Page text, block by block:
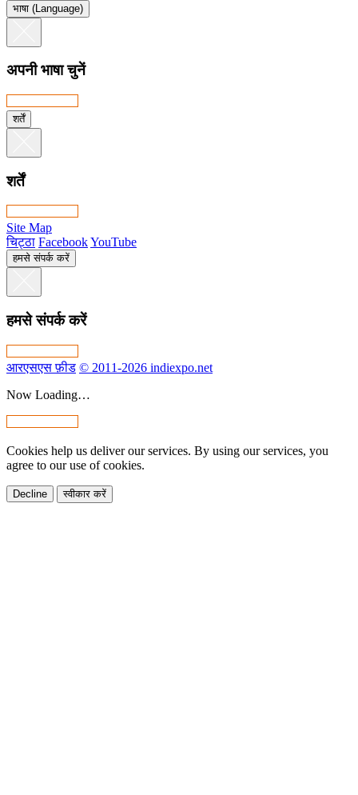
भाषा (Language)
अपनी भाषा चुनें
शर्तें
शर्तें
Site Map
चिट्ठा FacebookYouTube
हमसे संपर्क करें
हमसे संपर्क करें
आरएसएस फ़ीड © 2011-2026 indiexpo.net
Now Loading…
Cookies help us deliver our services. By using our services, you
agree to our use of cookies.
Decline स्वीकार करें